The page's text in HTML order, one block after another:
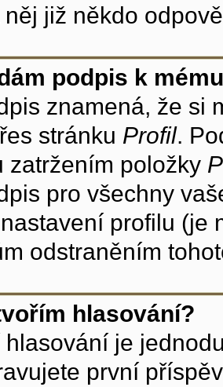
již někdo
podpis k
znamená, že si
stránku Profil.
zatržením položky
pro všechny
profilu (je
odstraněním
hlasování?
je
první